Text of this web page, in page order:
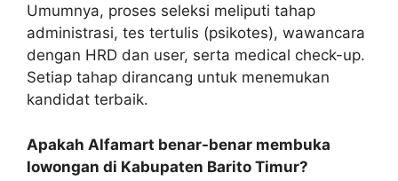
Umumnya, proses seleksi meliputi tahap
administrasi, tes tertulis (psikotes), wawancara
dengan HRD dan user, serta medical check-up.
Setiap tahap dirancang untuk menemukan
kandidat terbaik.
Apakah Alfamart benar-benar membuka
lowongan di Kabupaten Barito Timur?